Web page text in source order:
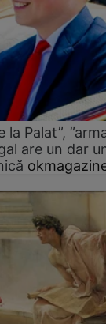
Palat”,
are un dar